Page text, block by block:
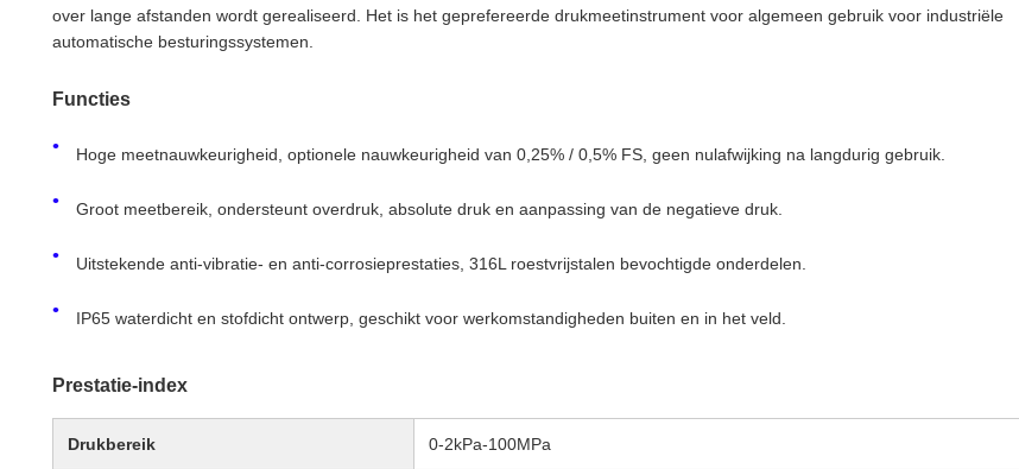
over lange afstanden wordt gerealiseerd. Het is het geprefereerde drukmeetinstrument voor algemeen gebruik voor industriële
automatische besturingssystemen.
Functies
Hoge meetnauwkeurigheid, optionele nauwkeurigheid van 0,25% / 0,5% FS, geen nulafwijking na langdurig gebruik.
Groot meetbereik, ondersteunt overdruk, absolute druk en aanpassing van de negatieve druk.
Uitstekende anti-vibratie- en anti-corrosieprestaties, 316L roestvrijstalen bevochtigde onderdelen.
IP65 waterdicht en stofdicht ontwerp, geschikt voor werkomstandigheden buiten en in het veld.
Prestatie-index
Drukbereik 0-2kPa-100MPa